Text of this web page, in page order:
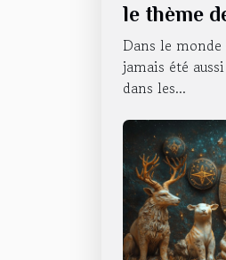
le thème
renforce
Dans le
jamais été
dans les...